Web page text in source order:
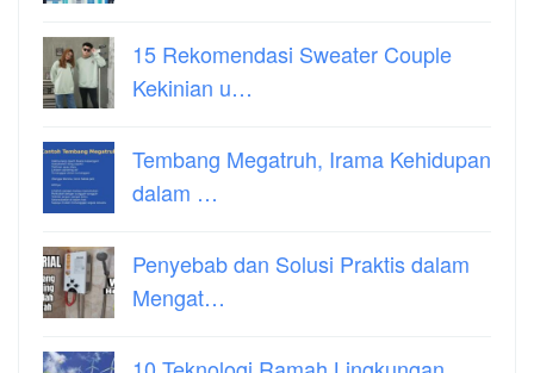
15 Rekomendasi Sweater Couple
Kekinian u…
Tembang Megatruh, Irama Kehidupan
dalam …
Penyebab dan Solusi Praktis dalam
Mengat…